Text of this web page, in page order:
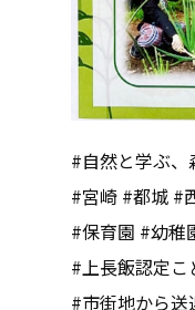
#自然と学ぶ
#宮崎 #都城 #
#保育園 #幼稚
#上長飯認定
#市街地から